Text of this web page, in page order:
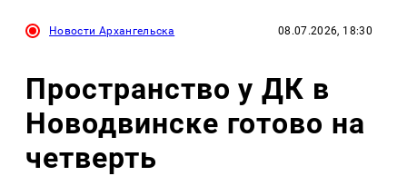
Новости Архангельска 08.07.2026, 18:30
Пространство у ДК в
Новодвинске готово на
четверть